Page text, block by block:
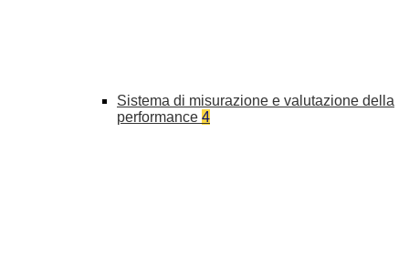
Sistema di misurazione e valutazione della
performance 4